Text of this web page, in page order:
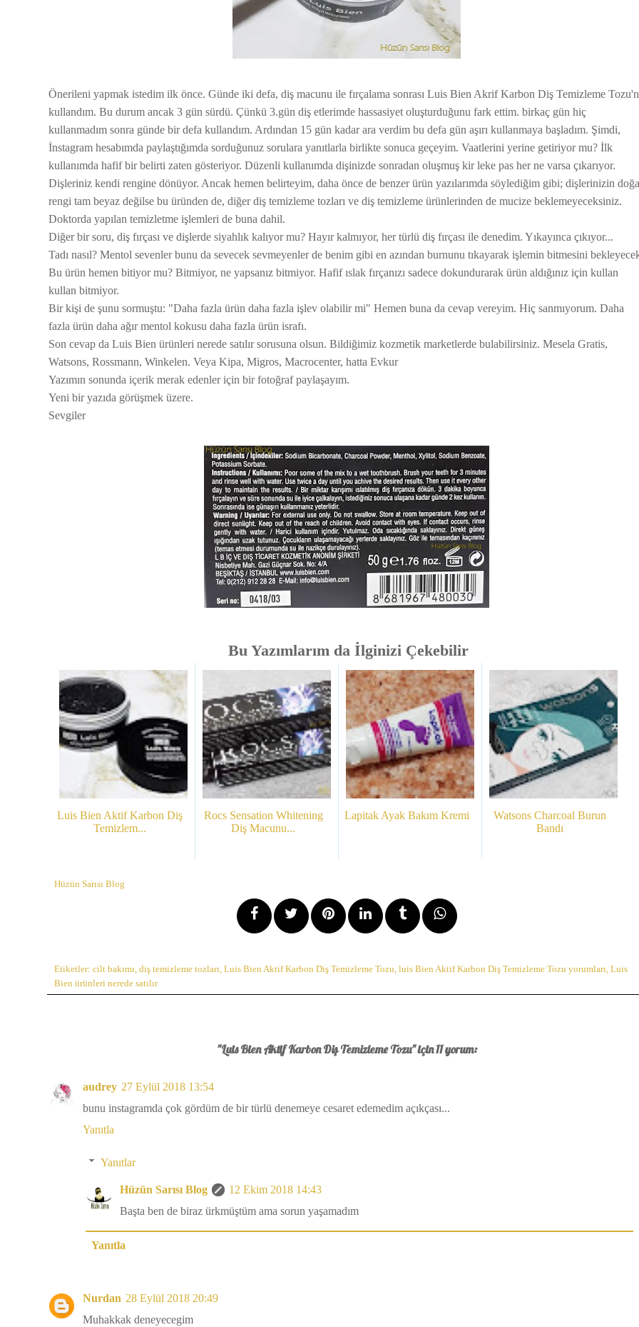
Önerileni yapmak istedim ilk önce. Günde iki defa, diş macunu ile fırçalama sonrası Luis Bien Akrif Karbon Diş Temizleme
kullandım. Bu durum ancak 3 gün sürdü. Çünkü 3.gün diş etlerimde hassasiyet oluşturduğunu fark ettim. birkaç gün hiç
kullanmadım sonra günde bir defa kullandım. Ardından 15 gün kadar ara verdim bu defa gün aşırı kullanmaya başladım. Şimdi,
İnstagram hesabımda paylaştığımda sorduğunuz sorulara yanıtlarla birlikte sonuca geçeyim. Vaatlerini yerine getiriyor mu? İlk
kullanımda hafif bir belirti zaten gösteriyor. Düzenli kullanımda dişinizde sonradan oluşmuş kir leke pas her ne varsa çıkarıyor.
Dişleriniz kendi rengine dönüyor. Ancak hemen belirteyim, daha önce de benzer ürün yazılarımda söylediğim gibi; dişlerinizin
rengi tam beyaz değilse bu üründen de, diğer diş temizleme tozları ve diş temizleme ürünlerinden de mucize beklemeyeceksiniz.
Doktorda yapılan temizletme işlemleri de buna dahil.
Diğer bir soru, diş fırçası ve dişlerde siyahlık kalıyor mu? Hayır kalmıyor, her türlü diş fırçası ile denedim. Yıkayınca çıkıyor...
Tadı nasıl? Mentol sevenler bunu da sevecek sevmeyenler de benim gibi en azından burnunu tıkayarak işlemin bitmesini
Bu ürün hemen bitiyor mu? Bitmiyor, ne yapsanız bitmiyor. Hafif ıslak fırçanızı sadece dokundurarak ürün aldığınız için kullan
kullan bitmiyor.
Bir kişi de şunu sormuştu: "Daha fazla ürün daha fazla işlev olabilir mi" Hemen buna da cevap vereyim. Hiç sanmıyorum. Daha
fazla ürün daha ağır mentol kokusu daha fazla ürün israfı.
Son cevap da Luis Bien ürünleri nerede satılır sorusuna olsun. Bildiğimiz kozmetik marketlerde bulabilirsiniz. Mesela Gratis,
Watsons, Rossmann, Winkelen. Veya Kipa, Migros, Macrocenter, hatta Evkur
Yazımın sonunda içerik merak edenler için bir fotoğraf paylaşayım.
Yeni bir yazıda görüşmek üzere.
Sevgiler
Bu Yazımlarım da İlginizi Çekebilir
Luis Bien Aktif Karbon Diş
Temizlem...
Rocs Sensation Whitening
Diş Macunu...
Lapitak Ayak Bakım Kremi
Watsons Charcoal Burun
Bandı
Hüzün Sarısı Blog
Etiketler: cilt bakımı diş temizleme tozları Luis Bien Aktif Karbon Diş Temizleme Tozu luis Bien Aktif Karbon Diş Temizleme Tozu yorumları Luis
Bien ürünleri nerede satılır
"Luis Bien Aktif Karbon Diş Temizleme Tozu" için 11 yorum:
audrey 27 Eylül 2018 13:54
bunu instagramda çok gördüm de bir türlü denemeye cesaret edemedim açıkçası...
Yanıtla
Yanıtlar
Hüzün Sarısı Blog
12 Ekim 2018 14:43
Başta ben de biraz ürkmüştüm ama sorun yaşamadım
Yanıtla
Nurdan 28 Eylül 2018 20:49
Muhakkak deneyecegim